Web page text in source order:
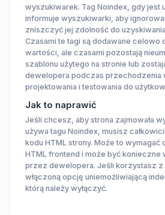
wyszukiwarek. Tag Noindex, gdy jest
informuje wyszukiwarki, aby
zniszczyć jej zdolność do
Czasami te tagi są dodawane celowo
wartości, ale czasami pozostają
szablonu użytego na stronie lub
dewelopera podczas przechodzenia
projektowania i testowania do
Jak to naprawić
Jeśli chcesz, aby strona zajmowała
używa tagu Noindex, musisz
kodu HTML strony. Może to wymagać
HTML frontend i może być konieczne
przez dewelopera. Jeśli korzystasz z
włączoną opcję uniemożliwiającą
którą należy wyłączyć.